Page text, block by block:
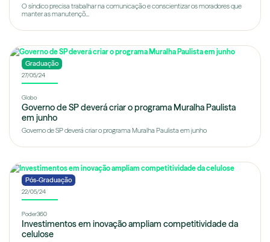
O síndico precisa trabalhar na comunicação e conscientizar os moradores que
manter as manutençõ...
Graduação
27/05/24
Globo
Governo de SP deverá criar o programa Muralha Paulista
em junho
Governo de SP deverá criar o programa Muralha Paulista em junho
Pós-Graduação
22/05/24
Poder360
Investimentos em inovação ampliam competitividade da
celulose